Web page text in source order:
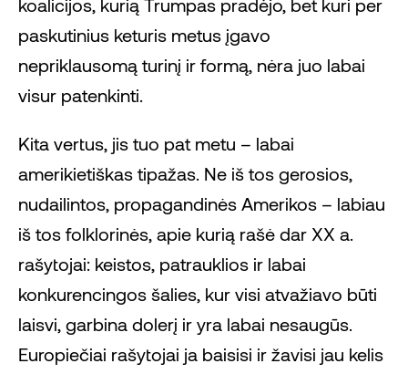
koalicijos, kurią Trumpas pradėjo, bet kuri per
paskutinius keturis metus įgavo
nepriklausomą turinį ir formą, nėra juo labai
visur patenkinti.
Kita vertus, jis tuo pat metu – labai
amerikietiškas tipažas. Ne iš tos gerosios,
nudailintos, propagandinės Amerikos – labiau
iš tos folklorinės, apie kurią rašė dar XX a.
rašytojai: keistos, patrauklios ir labai
konkurencingos šalies, kur visi atvažiavo būti
laisvi, garbina dolerį ir yra labai nesaugūs.
Europiečiai rašytojai ja baisisi ir žavisi jau kelis